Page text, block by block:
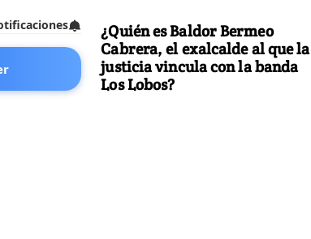
¿Quién es Baldor Bermeo
Cabrera, el exalcalde al que la
justicia vincula con la banda
Los Lobos?